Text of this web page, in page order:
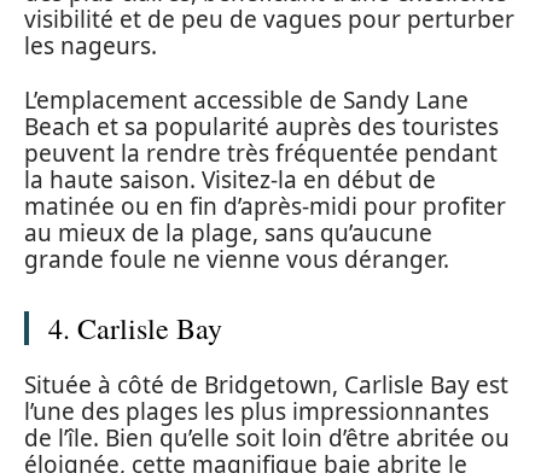
visibilité et de peu de vagues pour perturber
les nageurs.
L’emplacement accessible de Sandy Lane
Beach et sa popularité auprès des touristes
peuvent la rendre très fréquentée pendant
la haute saison. Visitez-la en début de
matinée ou en fin d’après-midi pour profiter
au mieux de la plage, sans qu’aucune
grande foule ne vienne vous déranger.
4. Carlisle Bay
Située à côté de Bridgetown, Carlisle Bay est
l’une des plages les plus impressionnantes
de l’île. Bien qu’elle soit loin d’être abritée ou
éloignée, cette magnifique baie abrite le